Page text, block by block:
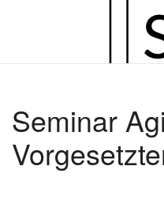
Hauptinhalt
Seminar